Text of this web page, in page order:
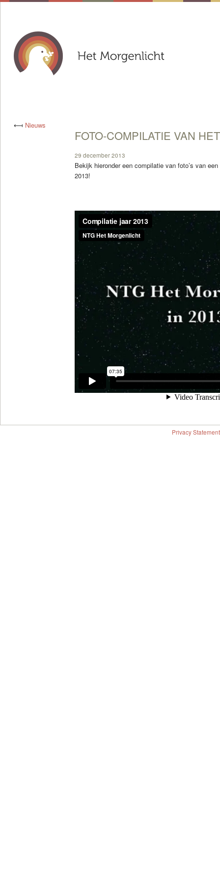
⟻ Nieuws
FOTO-COMPILATIE VAN
29 december 2013
Bekijk hieronder een compilatie van foto’s van
2013!
Privacy Statement